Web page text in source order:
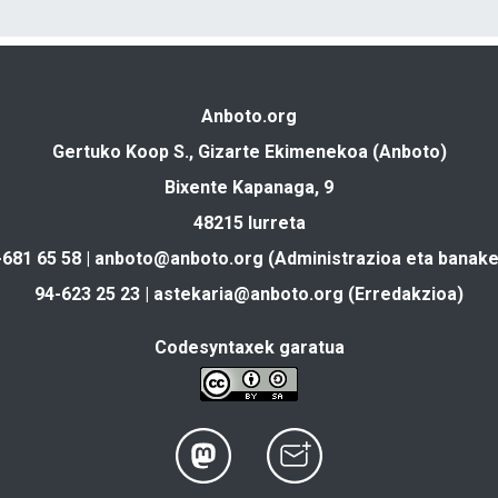
Anboto.org
Gertuko Koop S., Gizarte Ekimenekoa (Anboto)
Bixente Kapanaga, 9
48215 Iurreta
65 58 | anboto@anboto.org (Administrazioa eta
94-623 25 23 | astekaria@anboto.org (Erredakzioa)
Codesyntaxek garatua